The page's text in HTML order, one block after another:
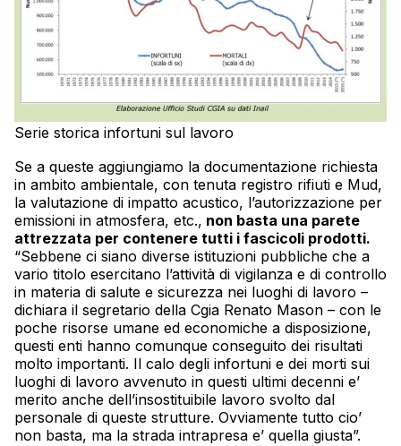
Serie storica infortuni sul lavoro
Se a queste aggiungiamo la documentazione richiesta
in ambito ambientale, con tenuta registro rifiuti e Mud,
la valutazione di impatto acustico, l’autorizzazione per
emissioni in atmosfera, etc., non basta una parete
attrezzata per contenere tutti i fascicoli prodotti.
“Sebbene ci siano diverse istituzioni pubbliche che a
vario titolo esercitano l’attività di vigilanza e di controllo
in materia di salute e sicurezza nei luoghi di lavoro –
dichiara il segretario della Cgia Renato Mason – con le
poche risorse umane ed economiche a disposizione,
questi enti hanno comunque conseguito dei risultati
molto importanti. Il calo degli infortuni e dei morti sui
luoghi di lavoro avvenuto in questi ultimi decenni e’
merito anche dell’insostituibile lavoro svolto dal
personale di queste strutture. Ovviamente tutto cio’
non basta, ma la strada intrapresa e’ quella giusta”.